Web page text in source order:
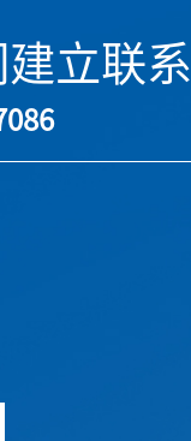
立联系